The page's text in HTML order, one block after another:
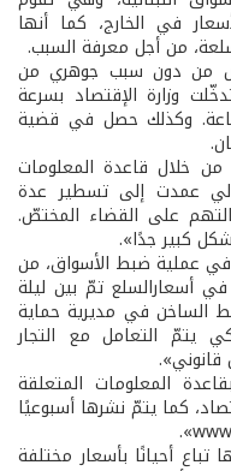
في الخارج، كما أنها
من أجل معرفة السبب.
من دون سبب جوهري من
13 ألف ليرة، تدخّلت وزارة الإقتصاد بسرعة
الأمور إلى نصابها خلال 24 ساعة. وكذلك حصل في قضية
من خلال قاعدة المعلومات
عمدت إلى تسطير عدة
على القضاء المختصّ.
كبير جدًا».
عملية ضبط الأسواق، من
أسعارالسلع تمّ بين ليلة
الساخن في مديرية حماية
كي يتمّ التعامل مع التجار
قانوني».
المعلومات المتعلقة
كما يتمّ نشرها أسبوعيًا
أحيانًا بأسعار مختلفة